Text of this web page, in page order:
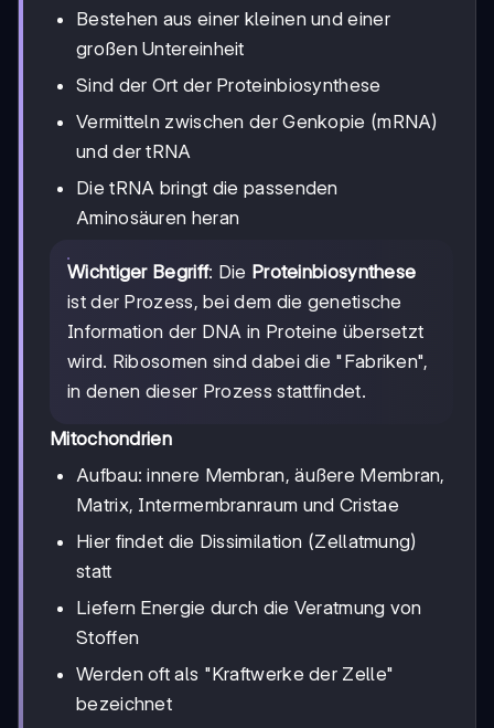
Bestehen aus einer kleinen und einer
großen Untereinheit
Sind der Ort der Proteinbiosynthese
Vermitteln zwischen der Genkopie (mRNA)
und der tRNA
Die tRNA bringt die passenden
Aminosäuren heran
Wichtiger Begriff: Die Proteinbiosynthese
ist der Prozess, bei dem die genetische
Information der DNA in Proteine übersetzt
wird. Ribosomen sind dabei die "Fabriken",
in denen dieser Prozess stattfindet.
Mitochondrien
Aufbau: innere Membran, äußere Membran,
Matrix, Intermembranraum und Cristae
Hier findet die Dissimilation (Zellatmung)
statt
Liefern Energie durch die Veratmung von
Stoffen
Werden oft als "Kraftwerke der Zelle"
bezeichnet